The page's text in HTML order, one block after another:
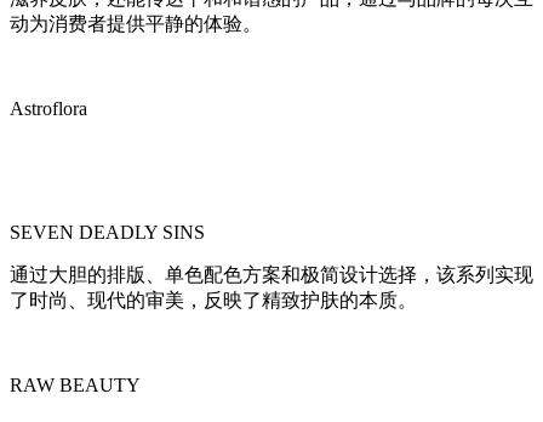
动为消费者提供平静的体验。
Astroflora
SEVEN DEADLY SINS
通过大胆的排版、单色配色方案和极简设计选择，该系列实现
了时尚、现代的审美，反映了精致护肤的本质。
RAW BEAUTY